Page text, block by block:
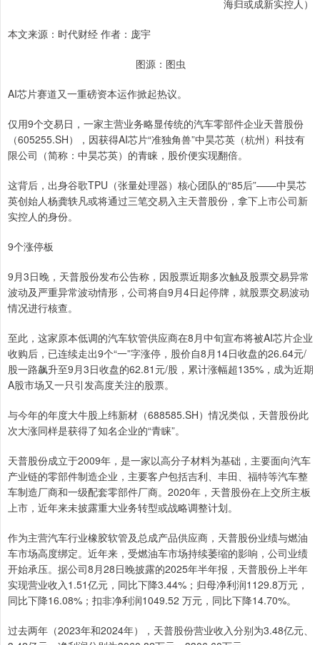
海归或成新实控人）
本文来源：时代财经 作者：庞宇
图源：图虫
AI芯片赛道又一重磅资本运作掀起热议。
仅用9个交易日，一家主营业务略显传统的汽车零部件企业天普股份
（605255.SH），因获得AI芯片“准独角兽”中昊芯英（杭州）科技有
限公司（简称：中昊芯英）的青睐，股价便实现翻倍。
这背后，出身谷歌TPU（张量处理器）核心团队的“85后”——中昊芯
英创始人杨龚轶凡或将通过三笔交易入主天普股份，拿下上市公司新
实控人的身份。
9个涨停板
9月3日晚，天普股份发布公告称，因股票近期多次触及股票交易异常
波动及严重异常波动情形，公司将自9月4日起停牌，就股票交易波动
情况进行核查。
至此，这家原本低调的汽车软管供应商在8月中旬宣布将被AI芯片企业
收购后，已连续走出9个“一”字涨停，股价自8月14日收盘的26.64元/
股一路飙升至9月3日收盘的62.81元/股，累计涨幅超135%，成为近期
A股市场又一只引发高度关注的股票。
与今年的年度大牛股上纬新材（688585.SH）情况类似，天普股份此
次大涨同样是获得了知名企业的“青睐”。
天普股份成立于2009年，是一家以高分子材料为基础，主要面向汽车
产业链的零部件制造企业，主要客户包括吉利、丰田、福特等汽车整
车制造厂商和一级配套零部件厂商。2020年，天普股份在上交所主板
上市，近年来未披露重大业务转型或战略调整计划。
作为主营汽车行业橡胶软管及总成产品供应商，天普股份业绩与燃油
车市场高度绑定。近年来，受燃油车市场持续萎缩的影响，公司业绩
开始承压。据公司8月28日晚披露的2025年半年报，天普股份上半年
实现营业收入1.51亿元，同比下降3.44%；归母净利润1129.8万元，
同比下降16.08%；扣非净利润1049.52 万元，同比下降14.70%。
过去两年（2023年和2024年），天普股份营业收入分别为3.48亿元、